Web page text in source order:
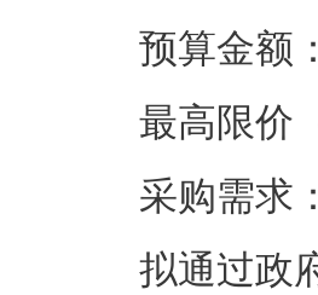
预算金额
最高限价
采购需求：
拟通过政